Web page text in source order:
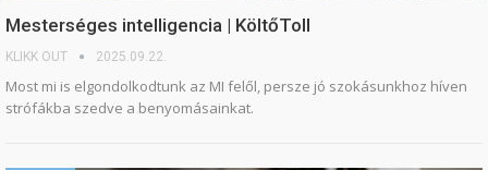
Mesterséges intelligencia | KöltőToll
KLIKK OUT 2025.09.22.
Most mi is elgondolkodtunk az MI felől, persze jó szokásunkhoz híven
strófákba szedve a benyomásainkat.